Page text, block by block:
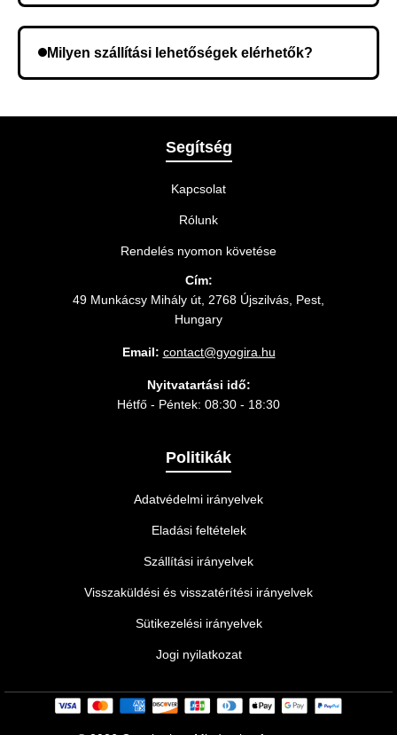
meg a rendelést.
Milyen szállítási lehetőségek elérhetők?
legmegfelelőbb szállítási módot.
Segítség
Kapcsolat
Rólunk
Rendelés nyomon követése
Cím:
49 Munkácsy Mihály út, 2768 Újszilvás, Pest,
Hungary
Email: contact@gyogira.hu
Nyitvatartási idő:
Hétfő - Péntek: 08:30 - 18:30
Politikák
Adatvédelmi irányelvek
Eladási feltételek
Szállítási irányelvek
Visszaküldési és visszatérítési irányelvek
Sütikezelési irányelvek
Jogi nyilatkozat